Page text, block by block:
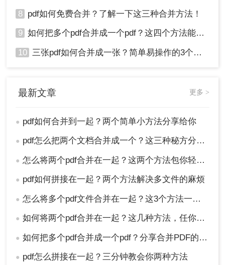
8 pdf如何免费合并？了解一下这三种合并方法！
9 如何把多个pdf合并成一个pdf？这四个方法能帮助大家！
10 三张pdf如何合并成一张？简单易操作的3个方法！
最新文章 更多 >
● pdf如何合并到一起？两个简单小方法分享给你
● pdf怎么把两个文档合并成一个？这三种秘方分享给你!
● 怎么将两个pdf合并在一起？这两个方法包你轻松解决
● pdf如何拼接在一起？两个方法解决多文件的麻烦
● 怎么将多个pdf文件合并在一起？这3个方法一分钟就能搞定！太好用了
● 如何将两个pdf合并在一起？这几种方法，任你选择！
● 如何把多个pdf合并成一个pdf？分享合并PDF的三个方法！
● pdf怎么拼接在一起？三分钟教会你两种方法